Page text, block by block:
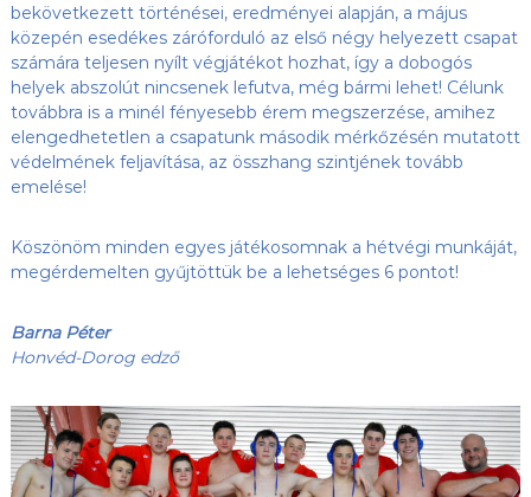
bekövetkezett történései, eredményei alapján, a május
közepén esedékes záróforduló az első négy helyezett csapat
számára teljesen nyílt végjátékot hozhat, így a dobogós
helyek abszolút nincsenek lefutva, még bármi lehet! Célunk
továbbra is a minél fényesebb érem megszerzése, amihez
elengedhetetlen a csapatunk második mérkőzésén mutatott
védelmének feljavítása, az összhang szintjének tovább
emelése!
Köszönöm minden egyes játékosomnak a hétvégi munkáját,
megérdemelten gyűjtöttük be a lehetséges 6 pontot!
Barna Péter
Honvéd-Dorog edző